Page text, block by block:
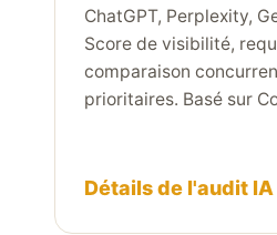
ChatGPT, Perplexity,
Score de visibilité,
comparaison
prioritaires. Basé sur
Détails de l'audit